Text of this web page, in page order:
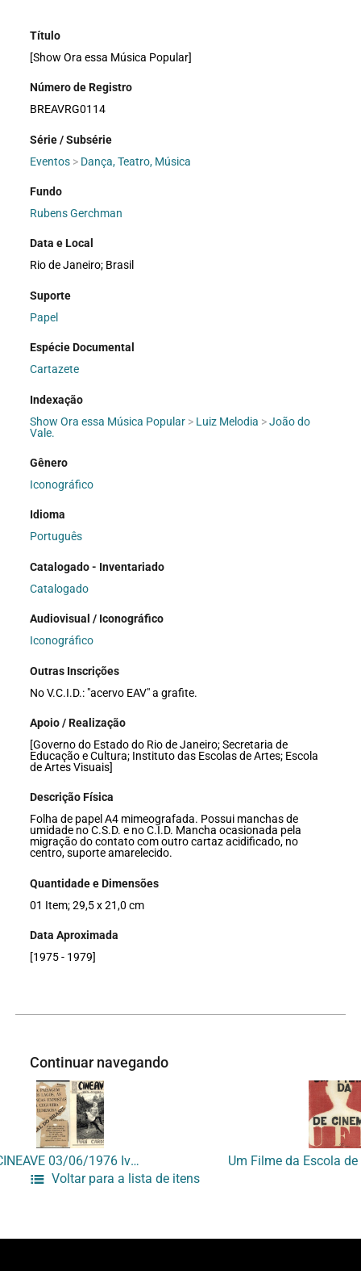
Título
[Show Ora essa Música Popular]
Número de Registro
BREAVRG0114
Série / Subsérie
Eventos > Dança, Teatro, Música
Fundo
Rubens Gerchman
Data e Local
Rio de Janeiro; Brasil
Suporte
Papel
Espécie Documental
Cartazete
Indexação
Show Ora essa Música Popular > Luiz Melodia >João do
Vale.
Gênero
Iconográfico
Idioma
Português
Catalogado - Inventariado
Catalogado
Audiovisual / Iconográfico
Iconográfico
Outras Inscrições
No V.C.I.D.: "acervo EAV" a grafite.
Apoio / Realização
[Governo do Estado do Rio de Janeiro; Secretaria de
Educação e Cultura; Instituto das Escolas de Artes; Escola
de Artes Visuais]
Descrição Física
Folha de papel A4 mimeografada. Possui manchas de
umidade no C.S.D. e no C.I.D. Mancha ocasionada pela
migração do contato com outro cartaz acidificado, no
centro, suporte amarelecido.
Quantidade e Dimensões
01 Item; 29,5 x 21,0 cm
Data Aproximada
[1975 - 1979]
Continuar navegando
CINEAVE 03/06/1976 Ivan Cardoso
Voltar para a lista de itens